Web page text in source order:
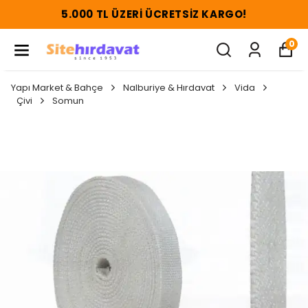
5.000 TL ÜZERI ÜCRETSIZ KARGO!
0
Yapı Market & Bahçe Nalburiye & Hırdavat
Vida
Çivi
Somun